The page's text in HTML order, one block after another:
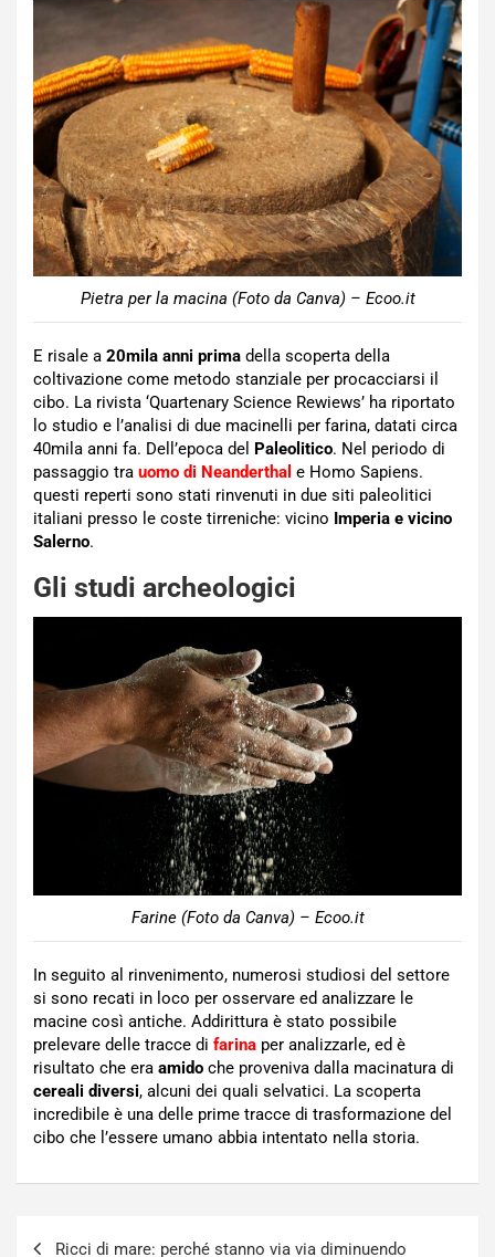
Pietra per la macina (Foto da Canva) – Ecoo.it
E risale a 20mila anni prima della scoperta della
coltivazione come metodo stanziale per procacciarsi il
cibo. La rivista ‘Quartenary Science Rewiews’ ha riportato
lo studio e l’analisi di due macinelli per farina, datati circa
40mila anni fa. Dell’epoca del Paleolitico. Nel periodo di
passaggio tra uomo di Neanderthal e Homo Sapiens.
questi reperti sono stati rinvenuti in due siti paleolitici
italiani presso le coste tirreniche: vicino Imperia e vicino
Salerno.
Gli studi archeologici
Farine (Foto da Canva) – Ecoo.it
In seguito al rinvenimento, numerosi studiosi del settore
si sono recati in loco per osservare ed analizzare le
macine così antiche. Addirittura è stato possibile
prelevare delle tracce di farina per analizzarle, ed è
risultato che era amido che proveniva dalla macinatura di
cereali diversi, alcuni dei quali selvatici. La scoperta
incredibile è una delle prime tracce di trasformazione del
cibo che l’essere umano abbia intentato nella storia.
Ricci di mare: perché stanno via via diminuendo